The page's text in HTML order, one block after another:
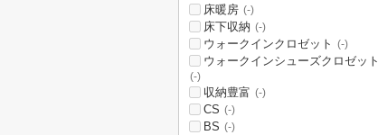
床暖房 (-)
床下収納 (-)
ウォークインクロゼット (-)
ウォークインシューズクロゼット
(-)
収納豊富 (-)
CS (-)
BS (-)